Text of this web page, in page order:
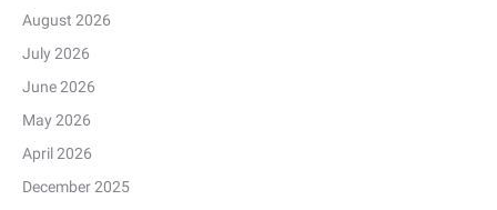
August 2026
July 2026
June 2026
May 2026
April 2026
December 2025